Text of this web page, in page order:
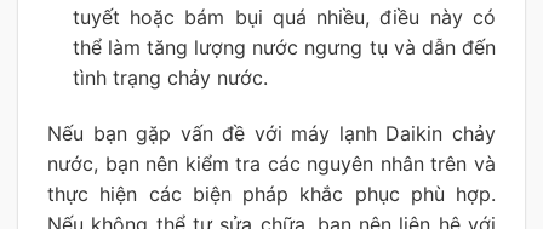
tuyết hoặc bám bụi quá nhiều, điều này có
thể làm tăng lượng nước ngưng tụ và dẫn đến
tình trạng chảy nước.
Nếu bạn gặp vấn đề với máy lạnh Daikin chảy
nước, bạn nên kiểm tra các nguyên nhân trên và
thực hiện các biện pháp khắc phục phù hợp.
Nếu không thể tự sửa chữa, bạn nên liên hệ với